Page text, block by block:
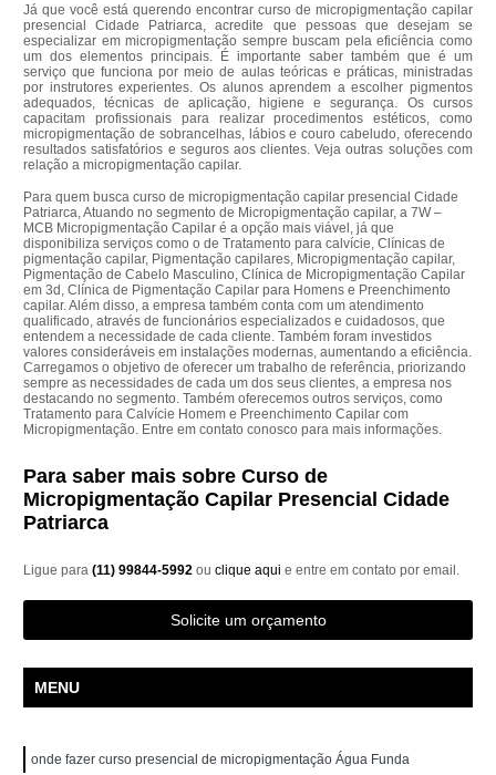
Já que você está querendo encontrar curso de micropigmentação capilar
presencial Cidade Patriarca, acredite que pessoas que desejam se
especializar em micropigmentação sempre buscam pela eficiência como
um dos elementos principais. É importante saber também que é um
serviço que funciona por meio de aulas teóricas e práticas, ministradas
por instrutores experientes. Os alunos aprendem a escolher pigmentos
adequados, técnicas de aplicação, higiene e segurança. Os cursos
capacitam profissionais para realizar procedimentos estéticos, como
micropigmentação de sobrancelhas, lábios e couro cabeludo, oferecendo
resultados satisfatórios e seguros aos clientes. Veja outras soluções com
relação a micropigmentação capilar.
Para quem busca curso de micropigmentação capilar presencial Cidade
Patriarca, Atuando no segmento de Micropigmentação capilar, a 7W –
MCB Micropigmentação Capilar é a opção mais viável, já que
disponibiliza serviços como o de Tratamento para calvície, Clínicas de
pigmentação capilar, Pigmentação capilares, Micropigmentação capilar,
Pigmentação de Cabelo Masculino, Clínica de Micropigmentação Capilar
em 3d, Clínica de Pigmentação Capilar para Homens e Preenchimento
capilar. Além disso, a empresa também conta com um atendimento
qualificado, através de funcionários especializados e cuidadosos, que
entendem a necessidade de cada cliente. Também foram investidos
valores consideráveis em instalações modernas, aumentando a eficiência.
Carregamos o objetivo de oferecer um trabalho de referência, priorizando
sempre as necessidades de cada um dos seus clientes, a empresa nos
destacando no segmento. Também oferecemos outros serviços, como
Tratamento para Calvície Homem e Preenchimento Capilar com
Micropigmentação. Entre em contato conosco para mais informações.
Para saber mais sobre Curso de
Micropigmentação Capilar Presencial Cidade
Patriarca
Ligue para(11) 99844-5992ouclique aqui e entre em contato por email.
Solicite um orçamento
MENU
onde fazer curso presencial de micropigmentação Água Funda